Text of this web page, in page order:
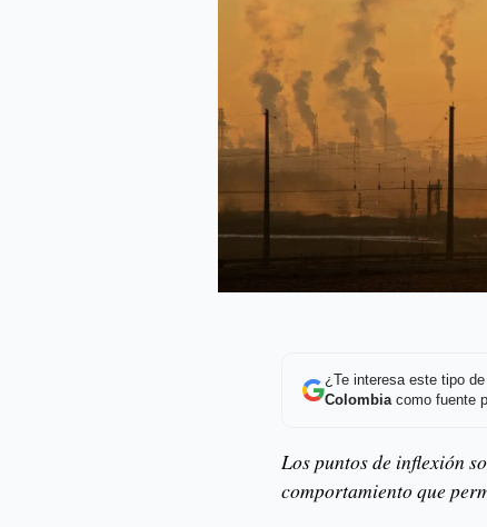
¿Te interesa este tipo
Colombiacomo fuente
Los puntos de inflexión
comportamiento que